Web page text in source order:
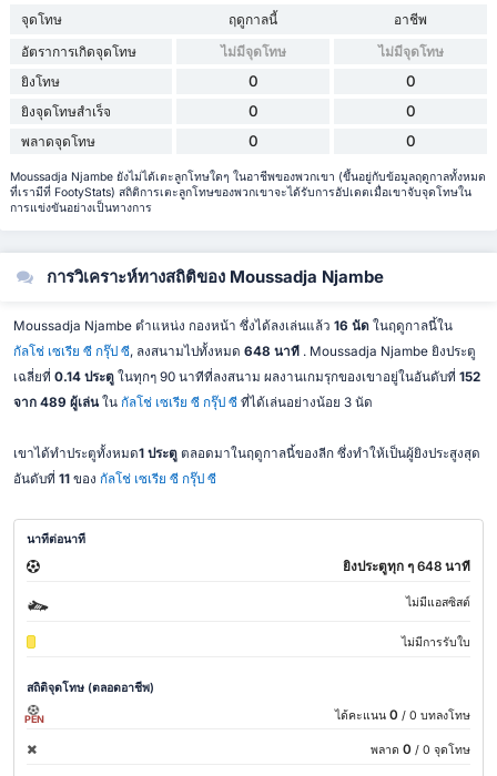
จุดโทษ ฤดูกาลนี้
อาชีพ
อัตราการเกิดจุดโทษ
ไม่มีจุดโทษ
ไม่มีจุดโทษ
ยิงโทษ
0 0
ยิงจุดโทษสำเร็จ 0 0
พลาดจุดโทษ 0 0
Moussadja Njambe ยังไม่ได้เตะลูกโทษใดๆ ในอาชีพของพวกเขา (ขึ้นอยู่กับข้อมูลฤดูกาลทั้งหมด
ที่เรามีที่ FootyStats) สถิติการเตะลูกโทษของพวกเขาจะได้รับการอัปเดตเมื่อเขาจับจุดโทษใน
การแข่งขันอย่างเป็นทางการ
การวิเคราะห์ทางสถิติของ Moussadja Njambe
Moussadja Njambe ตำแหน่ง กองหน้า ซึ่งได้ลงเล่นแล้ว 16 นัดในฤดูกาลนี้ใน
กัลโช่ เซเรีย ซี กรุ๊ป ซี, ลงสนามไปทั้งหมด 648 นาที . Moussadja Njambe ยิงประตู
เฉลี่ยที่ 0.14 ประตู ในทุกๆ 90 นาทีที่ลงสนาม ผลงานเกมรุกของเขาอยู่ในอันดับที่ 152
จาก 489 ผู้เล่นใน กัลโช่ เซเรีย ซี กรุ๊ป ซีที่ได้เล่นอย่างน้อย 3 นัด
เขาได้ทำประตูทั้งหมด1 ประตู ตลอดมาในฤดูกาลนี้ของลีก ซึ่งทำให้เป็นผู้ยิงประสูงสุด
อันดับที่ 11ของ กัลโช่ เซเรีย ซี กรุ๊ป ซี
นาทีต่อนาที
ยิงประตูทุก ๆ 648 นาที
ไม่มีแอสซิสต์
ไม่มีการรับใบ
สถิติจุดโทษ (ตลอดอาชีพ)
PEN ได้คะแนน 0 / 0 บทลงโทษ
พลาด 0 / 0 จุดโทษ